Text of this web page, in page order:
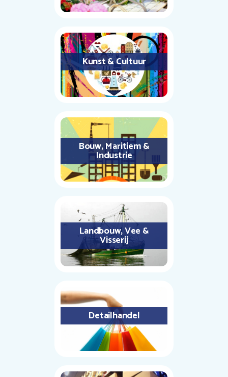
Kunst & Cultuur
Bouw, Maritiem &
Industrie
Landbouw, Vee &
Visserij
Detailhandel